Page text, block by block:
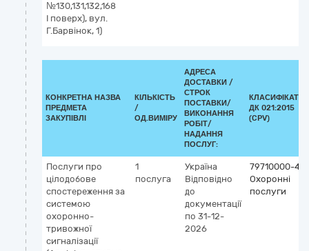
№130,131,132,168
І поверх), вул.
Г.Барвінок, 1)
КОНКРЕТНА НАЗВА
ПРЕДМЕТА
ЗАКУПІВЛІ
КІЛЬКІСТЬ
/
ОД.ВИМІРУ
АДРЕСА
ДОСТАВКИ /
СТРОК
ПОСТАВКИ/
ВИКОНАННЯ
РОБІТ/
НАДАННЯ
ПОСЛУГ:
КЛАСИФІКАТОР
ДК 021:2015
(CPV)
Послуги про
цілодобове
спостереження за
системою
охоронно-
тривожної
сигналізації
1
послуга
Україна
Відповідно
до
документації
по 31-12-
2026
79710000-4
Охоронні
послуги